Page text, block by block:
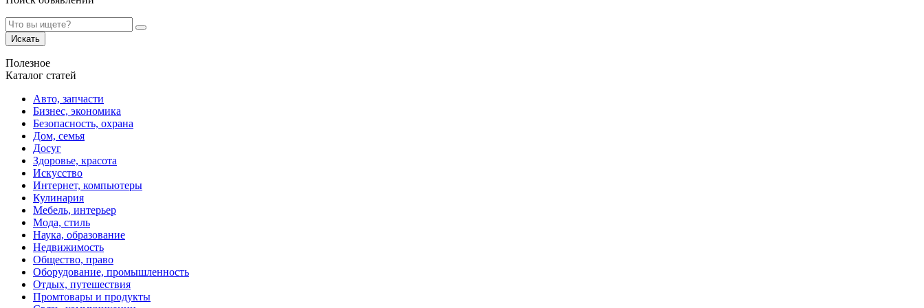
Искать
Полезное
Каталог статей
Авто, запчасти
Бизнес, экономика
Безопасность, охрана
Дом, семья
Досуг
Здоровье, красота
Искусство
Интернет, компьютеры
Кулинария
Мебель, интерьер
Мода, стиль
Наука, образование
Недвижимость
Общество, право
Оборудование, промышленность
Отдых, путешествия
Промтовары и продукты